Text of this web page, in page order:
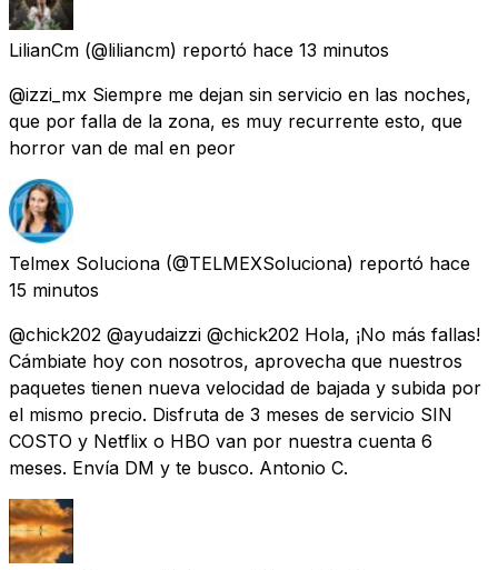
LilianCm (@liliancm) reportó hace 13 minutos
@izzi_mx Siempre me dejan sin servicio en las noches,
que por falla de la zona, es muy recurrente esto, que
horror van de mal en peor
Telmex Soluciona (@TELMEXSoluciona) reportó hace
15 minutos
@chick202 @ayudaizzi @chick202 Hola, ¡No más fallas!
Cámbiate hoy con nosotros, aprovecha que nuestros
paquetes tienen nueva velocidad de bajada y subida por
el mismo precio. Disfruta de 3 meses de servicio SIN
COSTO y Netflix o HBO van por nuestra cuenta 6
meses. Envía DM y te busco. Antonio C.